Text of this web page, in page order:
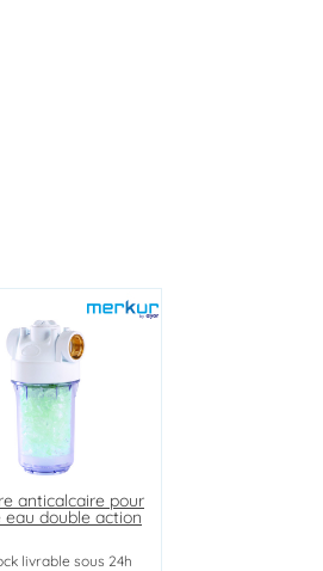
anticalcaire pour
double action
livrable sous 24h